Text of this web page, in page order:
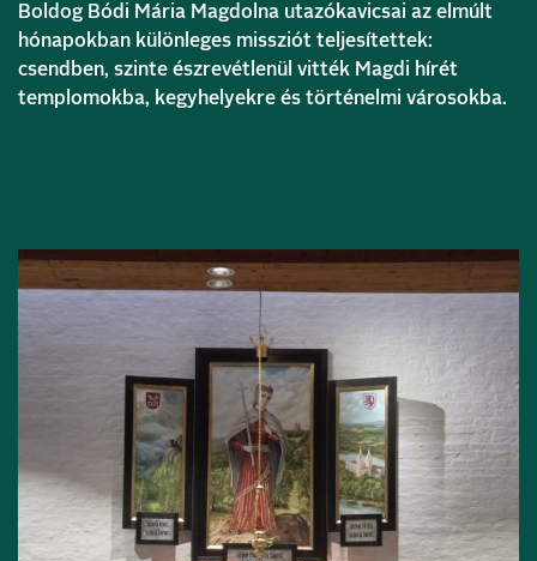
Boldog Bódi Mária Magdolna utazókavicsai az elmúlt
hónapokban különleges missziót teljesítettek:
csendben, szinte észrevétlenül vitték Magdi hírét
templomokba, kegyhelyekre és történelmi városokba.